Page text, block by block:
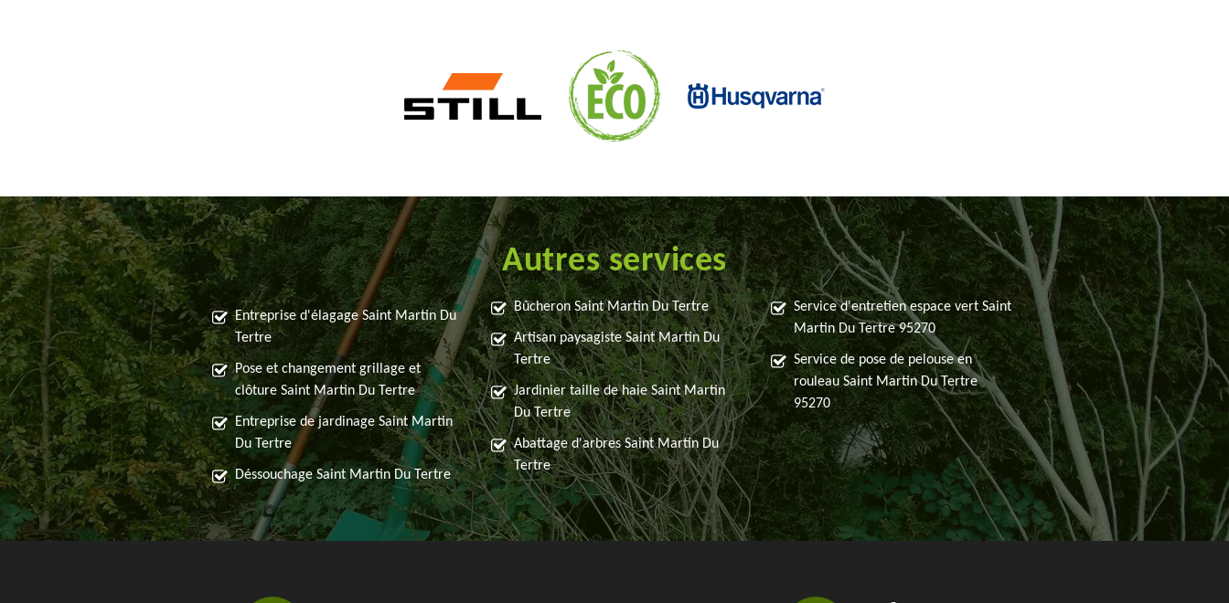
Autres services
Entreprise d'élagage Saint Martin Du
Tertre
Pose et changement grillage et
clôture Saint Martin Du Tertre
Entreprise de jardinage Saint Martin
Du Tertre
Déssouchage Saint Martin Du Tertre
Bûcheron Saint Martin Du Tertre
Artisan paysagiste Saint Martin Du
Tertre
Jardinier taille de haie Saint Martin
Du Tertre
Abattage d'arbres Saint Martin Du
Tertre
Service d'entretien espace vert Saint
Martin Du Tertre 95270
Service de pose de pelouse en
rouleau Saint Martin Du Tertre
95270